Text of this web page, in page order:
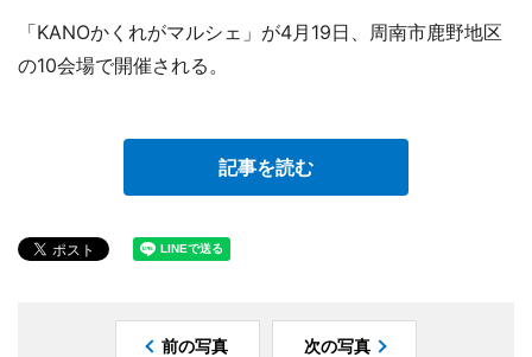
「KANOかくれがマルシェ」が4月19日、周南市鹿野地区
の10会場で開催される。
記事を読む
前の写真 次の写真